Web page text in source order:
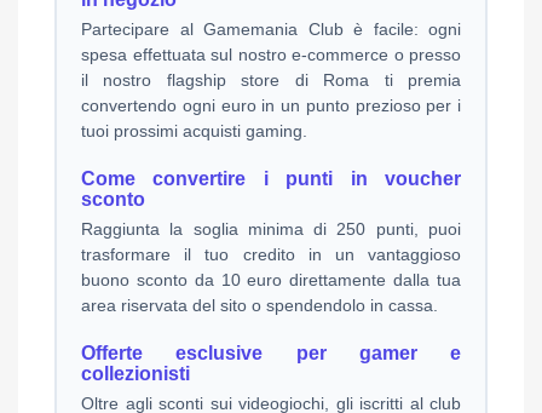
Partecipare al Gamemania Club è facile: ogni
spesa effettuata sul nostro e-commerce o presso
il nostro flagship store di Roma ti premia
convertendo ogni euro in un punto prezioso per i
tuoi prossimi acquisti gaming.
Come convertire i punti in voucher
sconto
Raggiunta la soglia minima di 250 punti, puoi
trasformare il tuo credito in un vantaggioso
buono sconto da 10 euro direttamente dalla tua
area riservata del sito o spendendolo in cassa.
Offerte esclusive per gamer e
collezionisti
Oltre agli sconti sui videogiochi, gli iscritti al club